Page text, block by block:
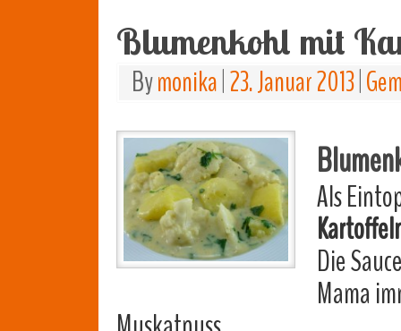
Blumenkohl mit
Bymonika 23. Januar 2013
Als
Die
Mama